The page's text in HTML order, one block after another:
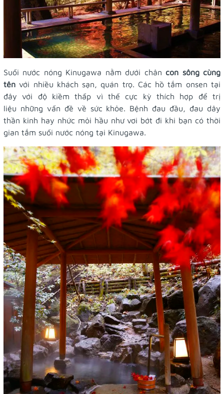
Suối nước nóng Kinugawa nằm dưới chân con sông cùng
tên với nhiều khách sạn, quán trọ. Các hồ tắm onsen tại
đây với độ kiềm thấp vì thế cực kỳ thích hợp để trị
liệu những vấn đề về sức khỏe. Bệnh đau đầu, đau dây
thần kinh hay nhức mỏi hầu như vơi bớt đi khi bạn có thời
gian tắm suối nước nóng tại Kinugawa.